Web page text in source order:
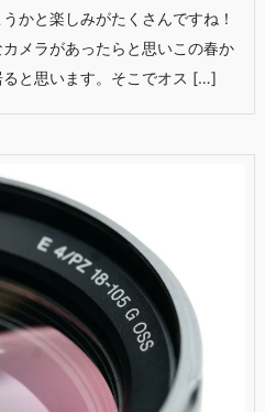
かと楽しみがたくさんですね！
メラがあったらと思いこの春か
と思います。そこでオス […]